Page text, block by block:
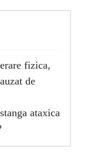
fizica,
de
ataxica